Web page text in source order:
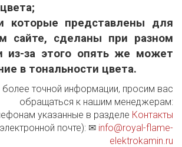
которые представлены для
сайте, сделаны при разном
из-за этого опять же может
в тональности цвета.
более точной информации, просим вас
обращаться к нашим менеджерам:
указанные в разделе Контакты
почте): ✉ info@royal-flame-
elektrokamin.ru